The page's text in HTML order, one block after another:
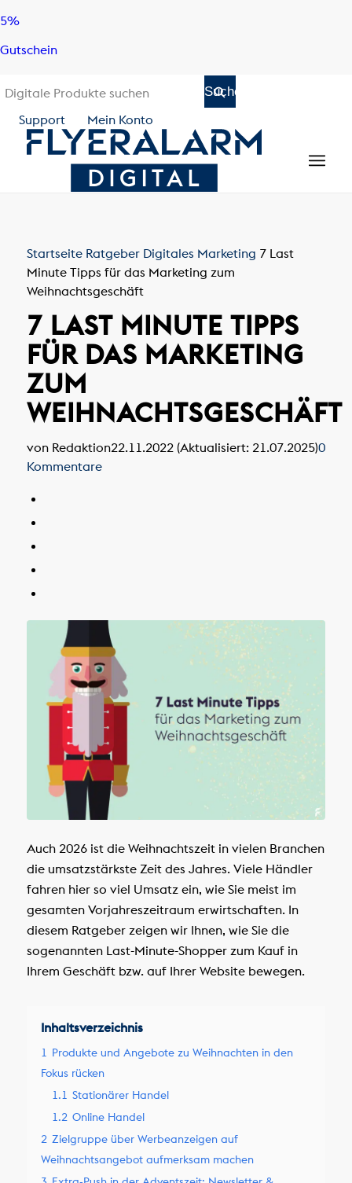
Skip
content
Skip
navigation
5%
Gutschein
Support Mein Konto
Startseite Ratgeber Digitales Marketing 7 Last
Minute Tipps für das Marketing zum
Weihnachtsgeschäft
7 LAST MINUTE TIPPS
FÜR DAS MARKETING
ZUM
WEIHNACHTSGESCHÄFT
von Redaktion22.11.2022 (Aktualisiert: 21.07.2025)0
Kommentare
Auch 2026 ist die Weihnachtszeit in vielen Branchen
die umsatzstärkste Zeit des Jahres. Viele Händler
fahren hier so viel Umsatz ein, wie Sie meist im
gesamten Vorjahreszeitraum erwirtschaften. In
diesem Ratgeber zeigen wir Ihnen, wie Sie die
sogenannten Last-Minute-Shopper zum Kauf in
Ihrem Geschäft bzw. auf Ihrer Website bewegen.
Inhaltsverzeichnis
1 Produkte und Angebote zu Weihnachten in den
Fokus rücken
1.1 Stationärer Handel
1.2 Online Handel
2 Zielgruppe über Werbeanzeigen auf
Weihnachtsangebot aufmerksam machen